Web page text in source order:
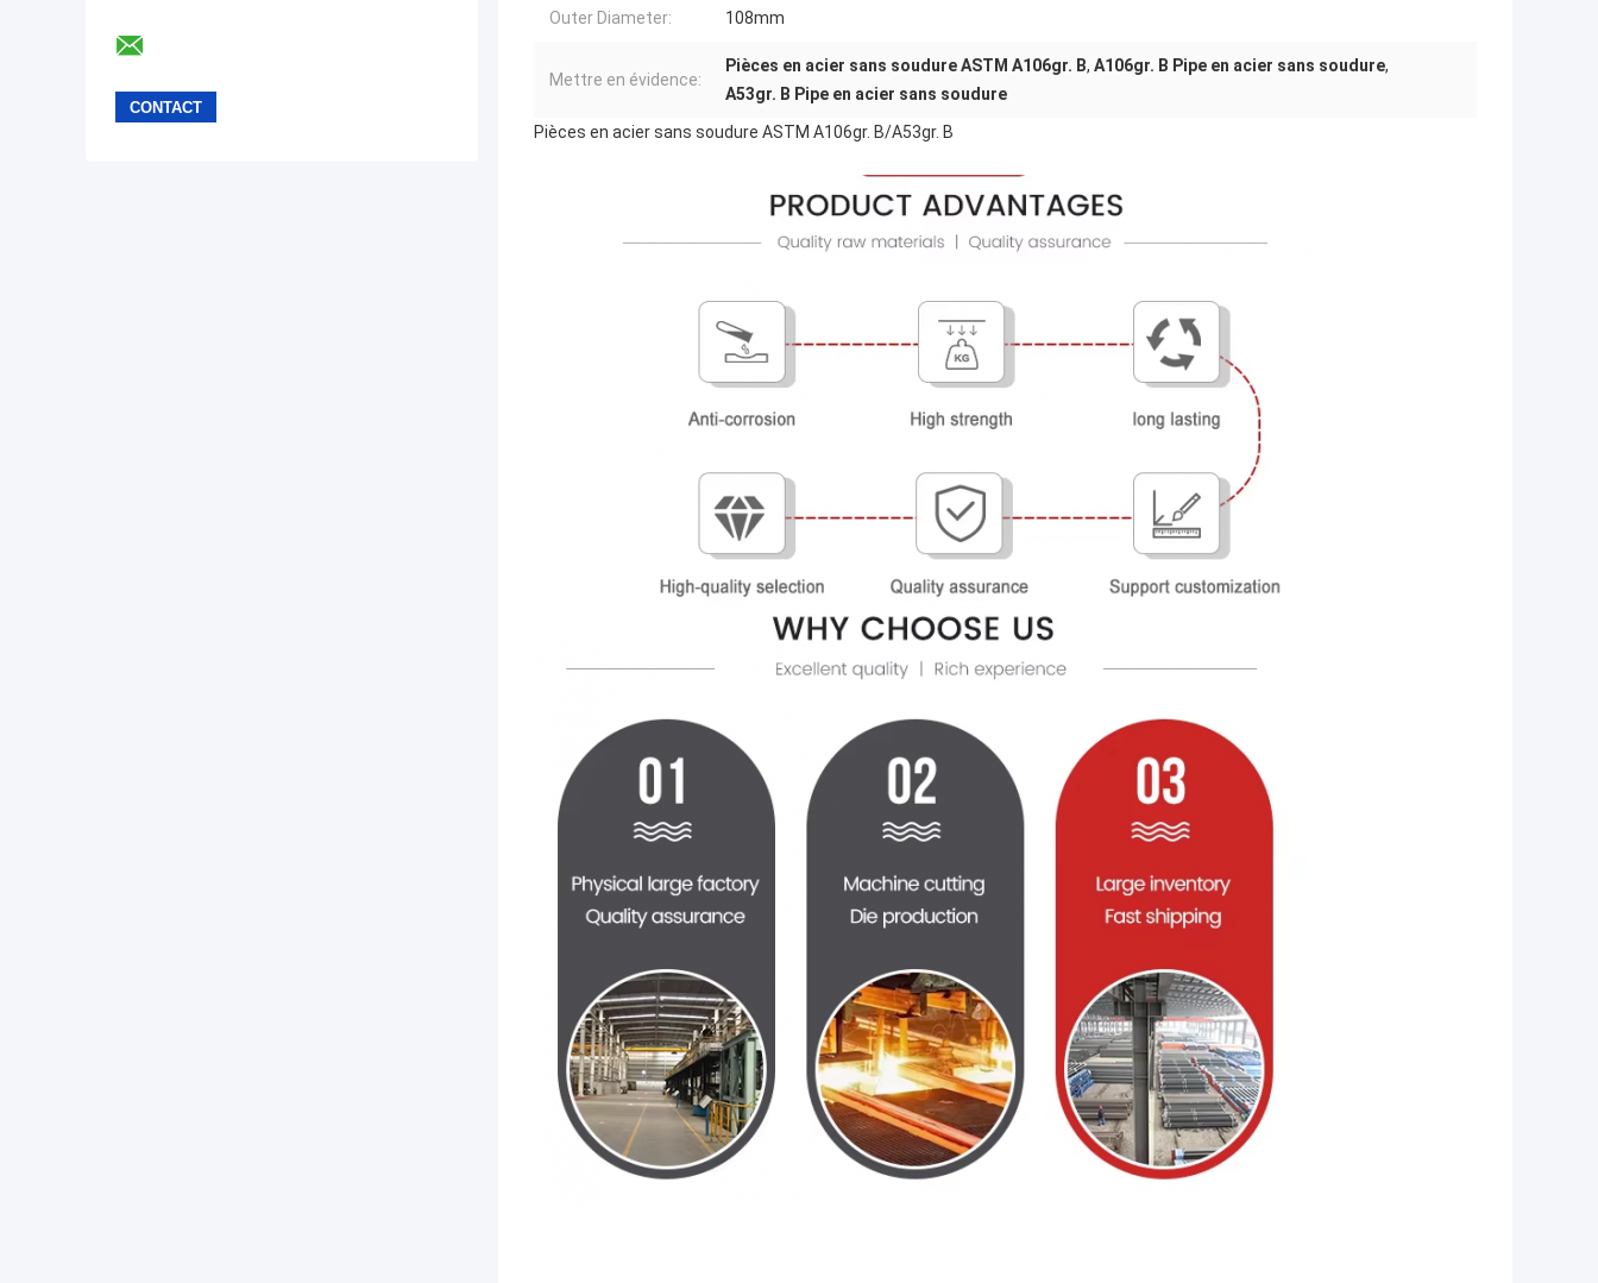
Outer Diameter: 108mm
Mettre en évidence:
Pièces en acier sans soudure ASTM A106gr. B, A106gr. B Pipe en acier sans soudure,
A53gr. B Pipe en acier sans soudure
Pièces en acier sans soudure ASTM A106gr. B/A53gr. B